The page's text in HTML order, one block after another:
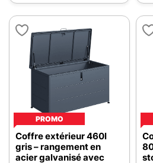
PROMO
Coffre extérieur 460l
gris – rangement en
acier galvanisé avec